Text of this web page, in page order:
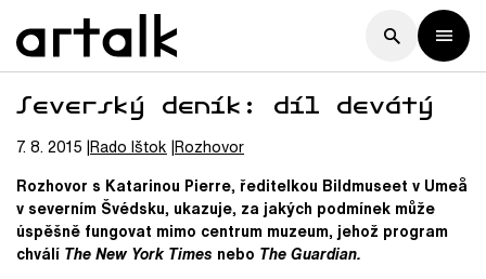
Severský deník: díl devátý
7. 8. 2015 Rado Ištok Rozhovor
Rozhovor s Katarinou Pierre, ředitelkou Bildmuseet v Umeå
v severním Švédsku, ukazuje, za jakých podmínek může
úspěšně fungovat mimo centrum muzeum, jehož program
chválí The New York Times nebo The Guardian.